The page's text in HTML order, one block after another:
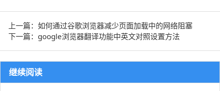
上一篇：如何通过谷歌浏览器减少页面加载中的网络阻塞
下一篇：google浏览器翻译功能中英文对照设置方法
继续阅读